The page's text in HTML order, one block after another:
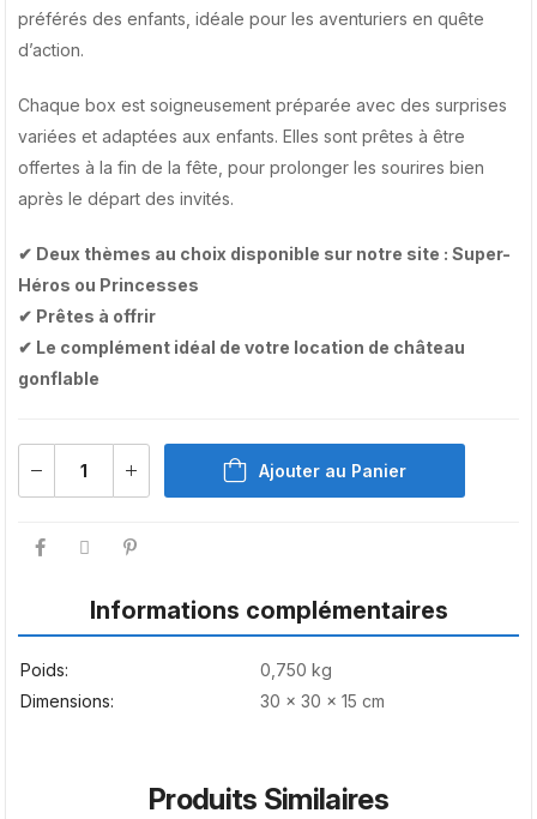
préférés des enfants, idéale pour les aventuriers en quête
d’action.
Chaque box est soigneusement préparée avec des surprises
variées et adaptées aux enfants. Elles sont prêtes à être
offertes à la fin de la fête, pour prolonger les sourires bien
après le départ des invités.
✔ Deux thèmes au choix disponible sur notre site : Super-
Héros ou Princesses
✔ Prêtes à offrir
✔ Le complément idéal de votre location de château
gonflable
Ajouter au Panier
Informations complémentaires
Poids
0,750 kg
Dimensions
30 × 30 × 15 cm
Produits Similaires